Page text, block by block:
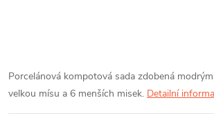
Porcelánová kompotová sada zdobená
velkou mísu a 6 menších misek. Detailní